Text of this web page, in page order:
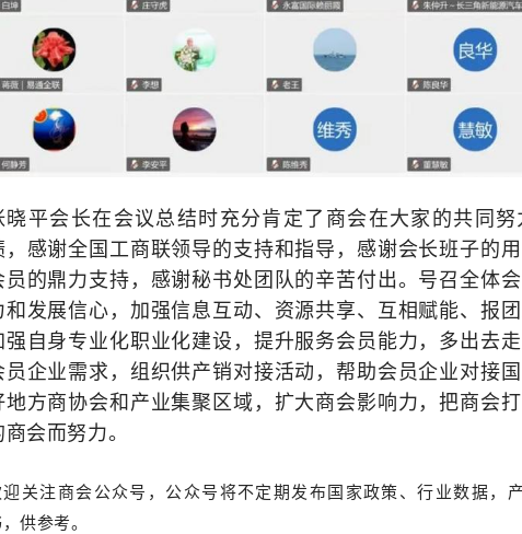
晓平会长在会议总结时充分肯定了商会在大家的共同
，感谢全国工商联领导的支持和指导，感谢会长班子的
员的鼎力支持，感谢秘书处团队的辛苦付出。号召全体
和发展信心，加强信息互动、资源共享、互相赋能、报
强自身专业化职业化建设，提升服务会员能力，多出去
员企业需求，组织供产销对接活动，帮助会员企业对接
地方商协会和产业集聚区域，扩大商会影响力，把商会
商会而努力。
关注商会公众号，公众号将不定期发布国家政策、行业数据，
供参考。